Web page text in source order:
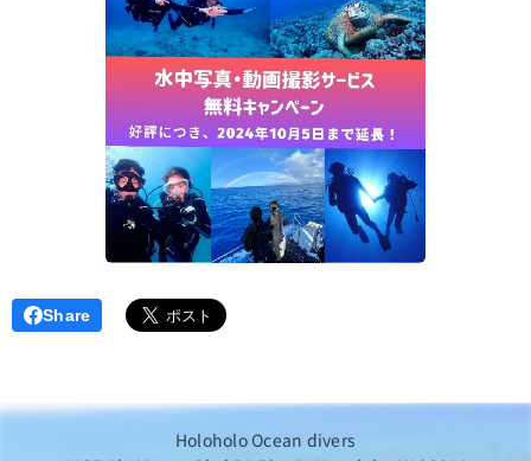
Share
Holoholo Ocean divers